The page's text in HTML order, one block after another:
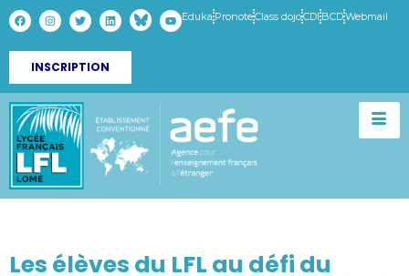
Eduka PronoteClass dojoCDI BCDWebmail
INSCRIPTION
Les élèves du LFL au défi du